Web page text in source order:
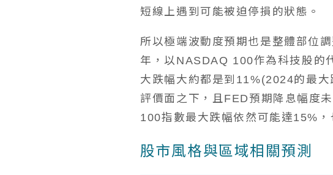
短線上遇到可能被迫停損的狀態。
所以極端波動度預期也是整體部位
年，以NASDAQ 100作為科技股的
大跌幅大約都是到11%(2024的最
評價面之下，且FED預期降息幅度
100指數最大跌幅依然可能達15%
股市風格與區域相關預測